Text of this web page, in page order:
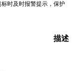
时及时报警提示，保护
描述